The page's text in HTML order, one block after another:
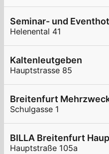
Seminar- und
Helenental 41
Kaltenleutgeben
Hauptstrasse 85
Breitenfurt
Schulgasse 1
BILLA Breitenfurt
Hauptstraße 105a